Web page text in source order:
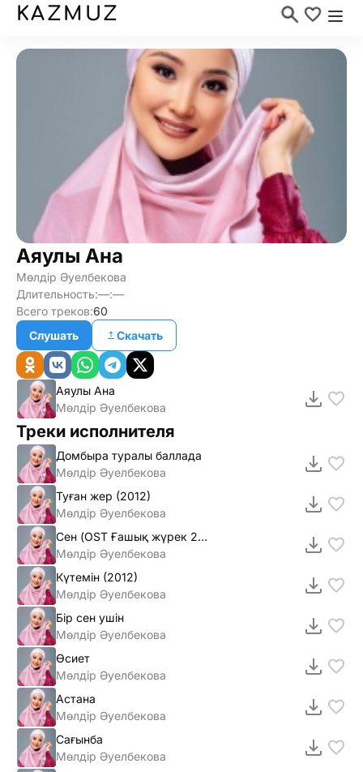
KAZMUZ
Аяулы Ана
Мөлдір Әуелбекова
Длительность:—:—
Всего треков:60
Слушать
Скачать
Аяулы Ана
Мөлдір Әуелбекова
Треки исполнителя
Домбыра туралы баллада
Мөлдiр Әуелбекова
Туған жер (2012)
Мөлдiр Әуелбекова
Сен (OST Ғашық жүрек 2) mp3
Мөлдiр Әуелбекова
Күтемiн (2012)
Мөлдiр Әуелбекова
Бiр сен ушiн
Мөлдiр Әуелбекова
Өсиет
Мөлдір Әуелбекова
Астана
Мөлдір Әуелбекова
Сағынба
Мөлдір Әуелбекова